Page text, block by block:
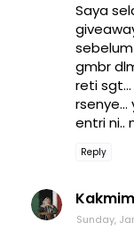
Saya
sebelum
gmbr
reti
rsenye...
entri ni..
Reply
Kakmim
Sunday,